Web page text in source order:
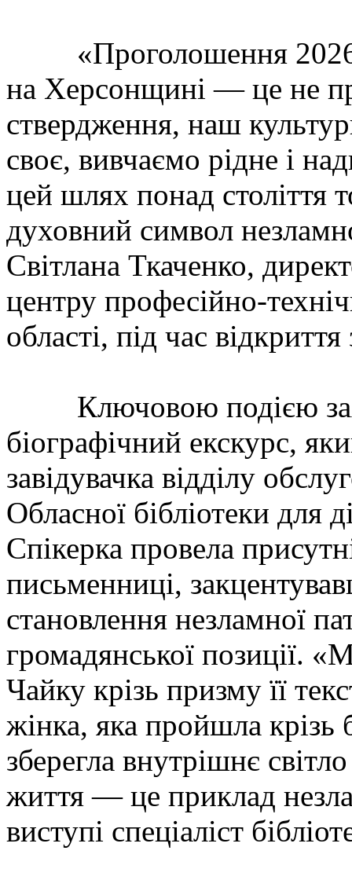
«Проголошення 2026
на Херсонщині — це не
ствердження, наш
своє, вивчаємо рідне і
цей шлях понад століття
духовний символ
Світлана Ткаченко,
центру професійно-
області, під час відкриття
Ключовою подією
біографічний екскурс,
завідувачка відділу
Обласної бібліотеки для
Спікерка провела
письменниці,
становлення незламної
громадянської позиції.
Чайку крізь призму її
жінка, яка пройшла крізь
зберегла внутрішнє світло
життя — це приклад
виступі спеціаліст